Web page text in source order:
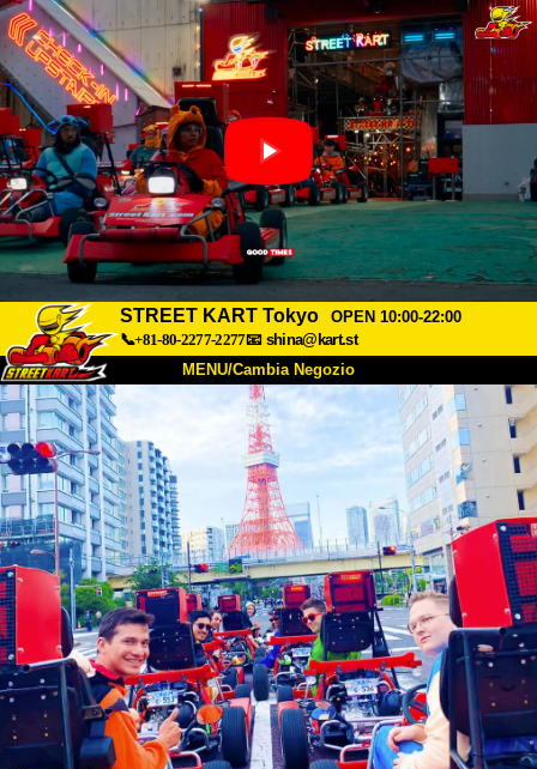
STREET KART Tokyo
OPEN 10:00-22:00
📞+81-80-2277-2277📧 shina@kart.st
MENU/Cambia Negozio
INIZIO
Chi Siamo Specifiche Prezzo
Accesso Recensioni FAQ
Azienda Prenotazioni
Cambia Negozio
Tokyo Shinagawa Tokyo Akihabara#1
Tokyo Akihabara#2 Tokyo Shibuya
Tokyo Shibuya Annex Tokyo Bay
Tokyo Asakusa Osaka